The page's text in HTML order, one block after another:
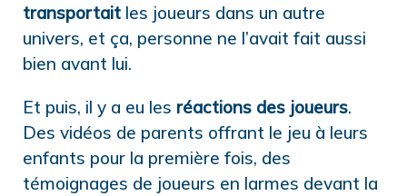
transportait les joueurs dans un autre
univers, et ça, personne ne l’avait fait aussi
bien avant lui.
Et puis, il y a eu les réactions des joueurs.
Des vidéos de parents offrant le jeu à leurs
enfants pour la première fois, des
témoignages de joueurs en larmes devant la